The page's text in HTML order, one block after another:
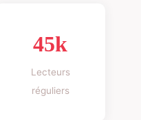
45k
Lecteurs
réguliers